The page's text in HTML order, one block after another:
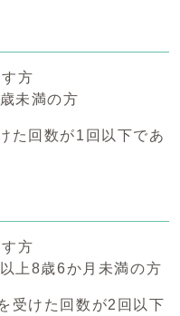
方
未満の方
た回数が1回以下であ
方
上8歳6か月未満の方
受けた回数が2回以下